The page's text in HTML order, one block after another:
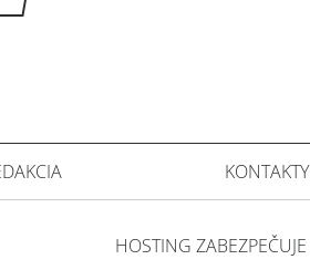
KONTAKTY
HOSTING ZABEZPEČUJE